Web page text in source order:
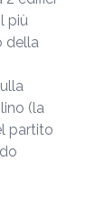
più
della
(la
partito